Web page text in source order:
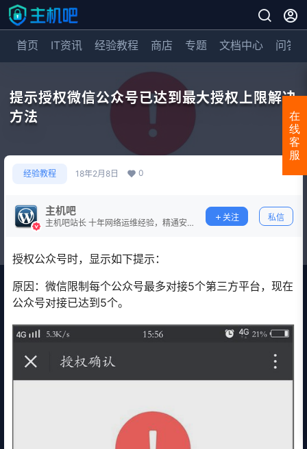
首页 IT资讯 经验教程 商店 专题 文档中心 问答
提示授权微信公众号已达到最大授权上限解决
方法
经验教程 18年2月8日 0
主机吧
主机吧站长 十年网络运维经验，精通安
关注 私信
授权公众号时，显示如下提示：
原因：微信限制每个公众号最多对接5个第三方平台，现在
公众号对接已达到5个。
在
线
客
服